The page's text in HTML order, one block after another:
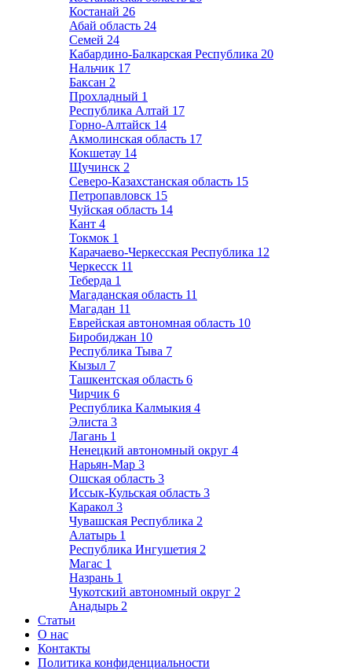
Костанай 26
Абай область 24
Семей 24
Кабардино-Балкарская Республика 20
Нальчик 17
Баксан 2
Прохладный 1
Республика Алтай 17
Горно-Алтайск 14
Акмолинская область 17
Кокшетау 14
Щучинск 2
Северо-Казахстанская область 15
Петропавловск 15
Чуйская область 14
Кант 4
Токмок 1
Карачаево-Черкесская Республика 12
Черкесск 11
Теберда 1
Магаданская область 11
Магадан 11
Еврейская автономная область 10
Биробиджан 10
Республика Тыва 7
Кызыл 7
Ташкентская область 6
Чирчик 6
Республика Калмыкия 4
Элиста 3
Лагань 1
Ненецкий автономный округ 4
Нарьян-Мар 3
Ошская область 3
Иссык-Кульская область 3
Каракол 3
Чувашская Республика 2
Алатырь 1
Республика Ингушетия 2
Магас 1
Назрань 1
Чукотский автономный округ 2
Анадырь 2
Статьи
О нас
Контакты
Политика конфиденциальности